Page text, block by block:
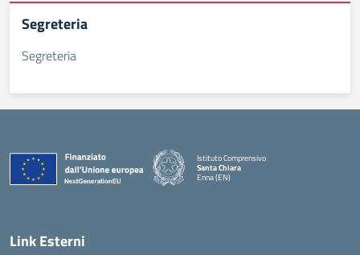
Segreteria
Segreteria
Istituto Comprensivo
Santa Chiara
Enna (EN)
Link Esterni